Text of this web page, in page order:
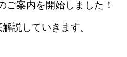
案内を開始しました！
説していきます。